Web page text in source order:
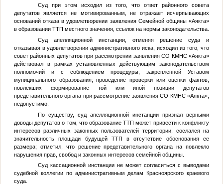
Суд при этом исходил из того, что ответ районного совета
депутатов является не мотивированным, не отражает исчерпывающих
оснований отказа в удовлетворении заявления Семейной общины «Аякта»
в образовании ТТП местного значения, ссылок на нормы законодательства.
Суд апелляционной инстанции, отменяя решение суда и
отказывая в удовлетворении административного иска, исходил из того, что
совет районных депутатов при рассмотрении заявления СО КМНС «Аякта»
действовал в рамках установленных действующим законодательством
полномочий и с соблюдением процедуры, закрепленной Уставом
муниципального образования; проведение проверки или оценки фактов,
повлекших формирование той или иной позиции депутатов
представительного органа при рассмотрение заявления СО КМНС «Аякта»,
недопустимо.
По существу, суд апелляционной инстанции признал верными
доводы депутатов о том, что образование ТТП может привести к конфликту
интересов различных законных пользователей территории; сослался на
значительность площади будущей ТТП в отсутствие обоснования ее
размера; отметил, что решение представительного органа на повлекло
нарушения прав, свобод и законных интересов семейной общины.
Суд кассационной инстанции не может согласиться с выводами
судебной коллегии по административным делам Красноярского краевого
суда.